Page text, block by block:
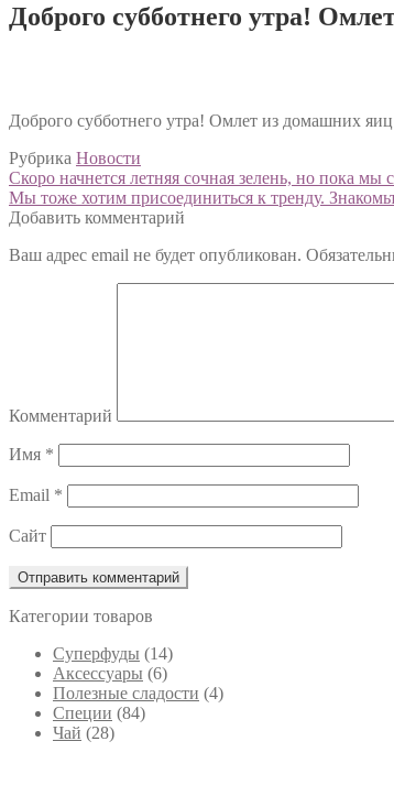
Доброго субботнего утра!
Доброго субботнего утра! Омлет из домашних
Рубрика Новости
Навигация
по
Предыдущий:
Скоро начнется летняя сочная зелень, но пока
Следующий:
Мы тоже хотим присоединиться к тренду.
Добавить комментарий
Ваш адрес email не будет опубликован.
Комментарий
Имя *
Email *
Сайт
Категории товаров
Cуперфуды (14)
Аксессуары (6)
Полезные сладости (4)
Специи (84)
Чай (28)